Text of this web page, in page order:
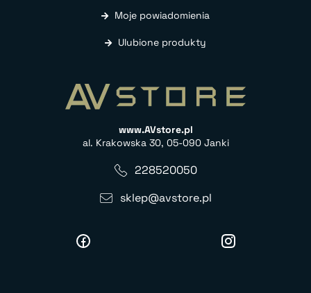
Moje powiadomienia
Ulubione produkty
www.AVstore.pl
al. Krakowska 30, 05-090 Janki
228520050
sklep@avstore.pl